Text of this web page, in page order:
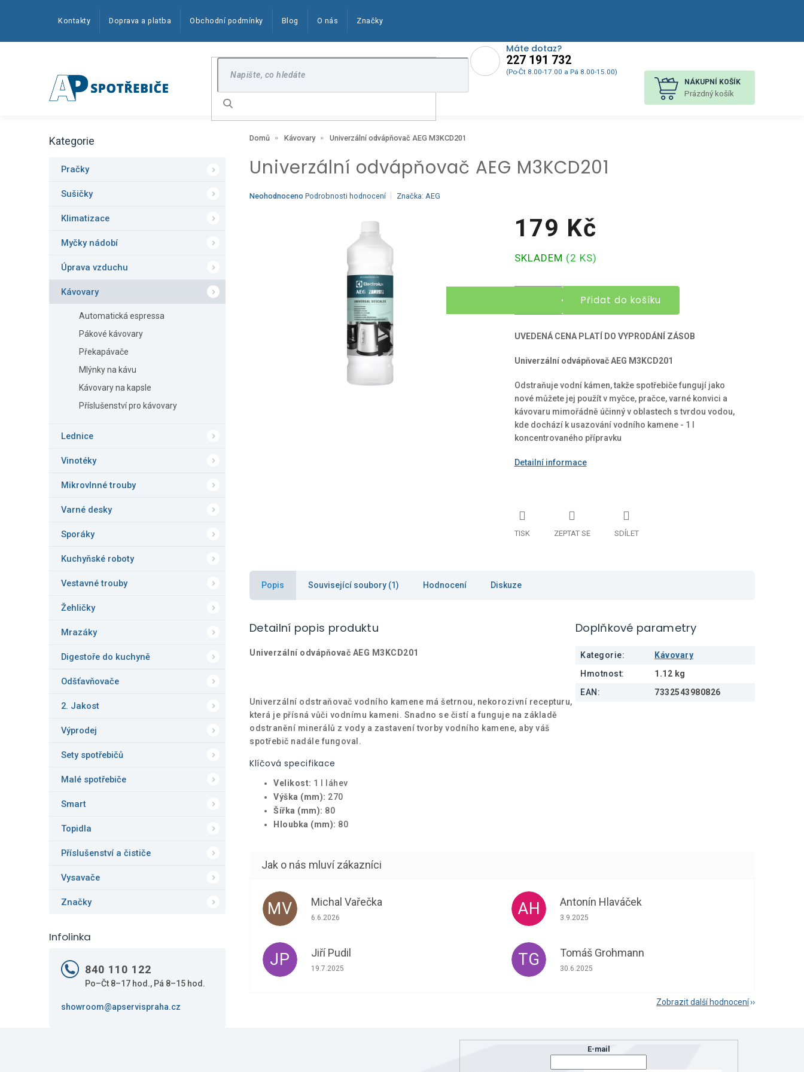
Máte dotaz?
227 191 732
(Po-Čt 8.00-17.00 a Pá 8.00-15.00)
Kontakty Doprava a platba Obchodní podmínky Blog O nás Značky
Hledat
NÁKUPNÍ KOŠÍK
Prázdný košík
o
Přeskočit
Kategorie
Pračky
Sušičky
Klimatizace
Myčky nádobí
Úprava vzduchu
Kávovary
Automatická espressa
Pákové kávovary
Překapávače
Mlýnky na kávu
Kávovary na kapsle
Příslušenství pro kávovary
Lednice
Vinotéky
Mikrovlnné trouby
Varné desky
Sporáky
Kuchyňské roboty
Vestavné trouby
Žehličky
Mrazáky
Digestoře do kuchyně
Odšťavňovače
2. Jakost
Výprodej
Sety spotřebičů
Malé spotřebiče
Smart
Topidla
Příslušenství a čističe
Vysavače
Značky
Infolinka
840 110 122
Po–Čt 8–17 hod., Pá 8–15 hod.
showroom@apservispraha.cz
Domů Kávovary Univerzální odvápňovač AEG M3KCD201
Univerzální odvápňovač AEG M3KCD201
Průměrné
Neohodnoceno Podrobnosti hodnocení Značka: AEG
179 Kč
cena:
SKLADEM (2 KS)
Přidat do košíku
UVEDENÁ CENA PLATÍ DO VYPRODÁNÍ ZÁSOB
Univerzální odvápňovač AEG M3KCD201
Odstraňuje vodní kámen, takže spotřebiče fungují jako
nové můžete jej použít v myčce, pračce, varné konvici a
kávovaru mimořádně účinný v oblastech s tvrdou vodou,
kde dochází k usazování vodního kamene - 1 l
koncentrovaného přípravku
Detailní informace
TISK ZEPTAT SE SDÍLET
Popis Související soubory (1) Hodnocení Diskuze
Detailní popis produktu
Univerzální odvápňovač AEG M3KCD201
Univerzální odstraňovač vodního kamene má šetrnou, nekorozivní recepturu,
která je přísná vůči vodnímu kameni. Snadno se čistí a funguje na základě
odstranění minerálů z vody a zastavení tvorby vodního kamene, aby váš
spotřebič nadále fungoval.
Klíčová specifikace
Velikost: 1 l láhev
Výška (mm): 270
Šířka (mm): 80
Hloubka (mm): 80
Doplňkové parametry
Kategorie:
Kávovary
Hmotnost:
1.12 kg
EAN : 7332543980826
MV Michal Vařečka
Hodnocení obchodu je 5 z 5 hvězdiček.
6.6.2026 AH Antonín Hlaváček
Hodnocení obchodu je 5 z 5 hvězdiček.
3.9.2025
JP Jiří Pudil
Hodnocení obchodu je 5 z 5 hvězdiček.
19.7.2025 TG Tomáš Grohmann
Hodnocení obchodu je 5 z 5 hvězdiček.
30.6.2025
Zobrazit další hodnocení
E-mail